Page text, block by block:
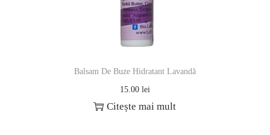
Balsam De Buze Hidratant Lavandă
15.00 lei
Citește mai mult